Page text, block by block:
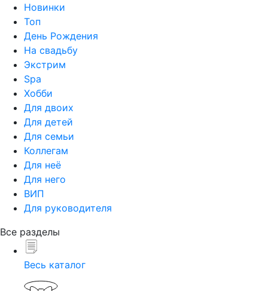
Новинки
Топ
День Рождения
На свадьбу
Экстрим
Spa
Хобби
Для двоих
Для детей
Для семьи
Коллегам
Для неё
Для него
ВИП
Для руководителя
Все разделы
Весь каталог